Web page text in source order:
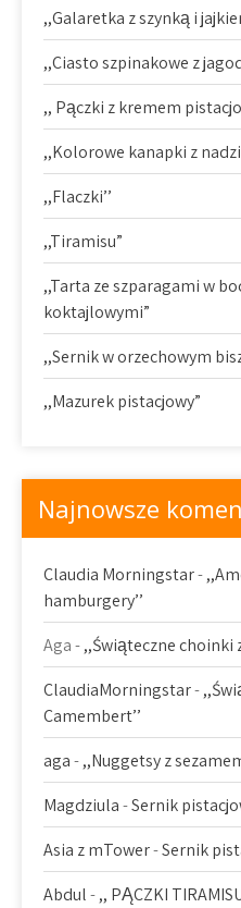
,,Galaretka z szynką i
,,Ciasto szpinakowe z
,, Pączki z kremem
,,Kolorowe kanapki z
,,Flaczki’’
,,Tiramisu”
,,Tarta ze szparagami w
koktajlowymi”
,,Sernik w orzechowym
,,Mazurek pistacjowy”
Najnowsze
Claudia Morningstar-
hamburgery’’
Aga-,,Świąteczne choinki
ClaudiaMorningstar-
Camembert’’
aga-,,Nuggetsy z
Magdziula-Sernik
Asia z mTower-Sernik
Abdul-,, PĄCZKI